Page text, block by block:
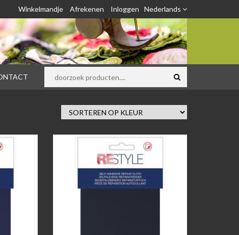
Nederlands
Winkelmandje Afrekenen Inloggen